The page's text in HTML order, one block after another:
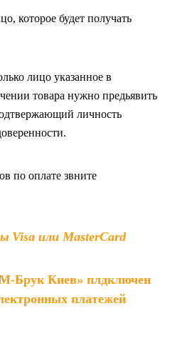
которое будет получать
лицо указанное в
товара нужно предьявить
личность
.
по оплате звните
или MasterCard
Брук Киев» плдключен
платежей